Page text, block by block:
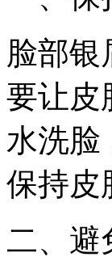
脸部
要让皮
水洗脸
保持皮
二、避